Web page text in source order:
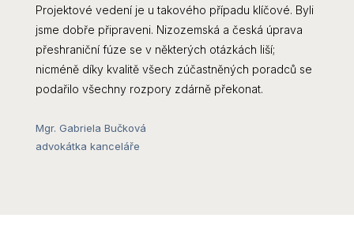
Projektové vedení je u takového případu klíčové. Byli
jsme dobře připraveni. Nizozemská a česká úprava
přeshraniční fúze se v některých otázkách liší;
nicméně díky kvalitě všech zúčastněných poradců se
podařilo všechny rozpory zdárně překonat.
Mgr. Gabriela Bučková
advokátka kanceláře